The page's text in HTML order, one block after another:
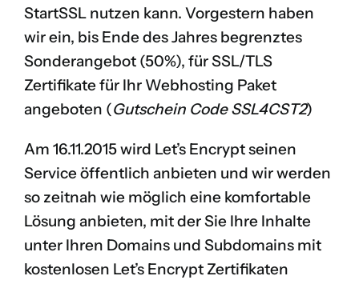
StartSSL nutzen kann. Vorgestern haben
wir ein, bis Ende des Jahres begrenztes
Sonderangebot (50%), fürSSL/TLS
Zertifikate für Ihr Webhosting Paket
angeboten (Gutschein Code SSL4CST2)
Am 16.11.2015 wird Let’s Encrypt seinen
Service öffentlich anbieten und wir werden
so zeitnah wie möglich eine komfortable
Lösung anbieten, mit der Sie Ihre Inhalte
unter Ihren Domains und Subdomains mit
kostenlosen Let’s Encrypt Zertifikaten